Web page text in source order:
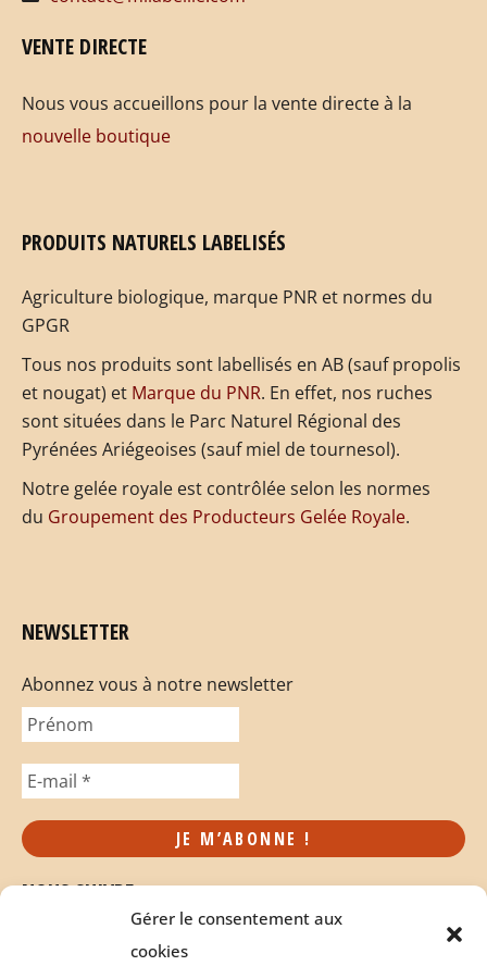
Gérer le consentement aux
cookies
VENTE DIRECTE
Nous vous accueillons pour la vente directe à la
nouvelle boutique
PRODUITS NATURELS LABELISÉS
Agriculture biologique, marque PNR et normes du
GPGR
Tous nos produits sont labellisés en AB (sauf propolis
et nougat) et Marque du PNR. En effet, nos ruches
sont situées dans le Parc Naturel Régional des
Pyrénées Ariégeoises (sauf miel de tournesol).
Notre gelée royale est contrôlée selon les normes
du Groupement des Producteurs Gelée Royale.
NEWSLETTER
Abonnez vous à notre newsletter
NOUS SUIVRE